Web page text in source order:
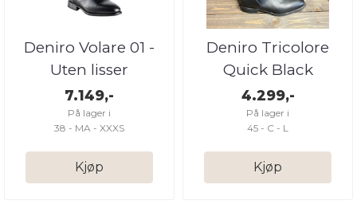
Deniro Volare 01 -
Uten lisser
7.149,-
På lager i
38 - MA - XXXS
Kjøp
Deniro Tricolore
Quick Black
Ridestøvler
4.299,-
På lager i
45 - C - L
Kjøp